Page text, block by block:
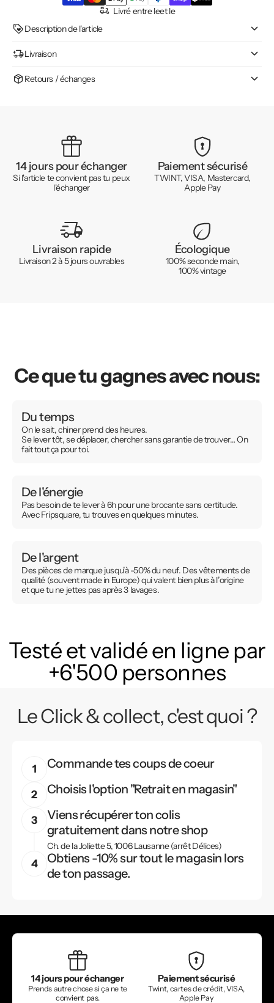
Livré entre leet le
Description de l'article
Livraison
Retours / échanges
14 jours pour échanger
Si l'article te convient pas tu peux
l'échanger
Paiement sécurisé
TWINT, VISA, Mastercard,
Apple Pay
Livraison rapide
Livraison 2 à 5 jours ouvrables
Écologique
100% seconde main,
100% vintage
Ce que tu gagnes avec nous:
Du temps
On le sait, chiner prend des heures.
Se lever tôt, se déplacer, chercher sans garantie de trouver… On
fait tout ça pour toi.
De l'énergie
Pas besoin de te lever à 6h pour une brocante sans certitude.
Avec Fripsquare, tu trouves en quelques minutes.
De l'argent
Des pièces de marque jusqu’à -50% du neuf. Des vêtements de
qualité (souvent made in Europe) qui valent bien plus à l’origine
et que tu ne jettes pas après 3 lavages.
Testé et validé en ligne par
+6'500 personnes
Le Click & collect, c'est quoi ?
Commande tes coups de coeur
Choisis l'option "Retrait en magasin"
Viens récupérer ton colis
gratuitement dans notre shop
Ch. de la Joliette 5, 1006 Lausanne (arrêt Délices)
Obtiens -10% sur tout le magasin lors
de ton passage.
14 jours pour échanger
Prends autre chose si ça ne te
convient pas.
Paiement sécurisé
Twint, cartes de crédit, VISA,
Apple Pay